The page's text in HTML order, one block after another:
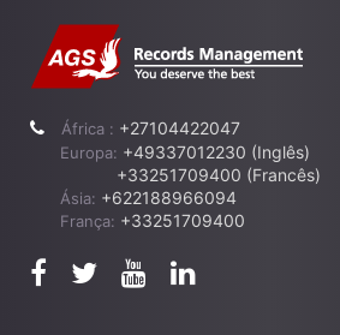
África : +27104422047
Europa: +49337012230 (Inglês)
+33251709400 (Francês)
Ásia: +622188966094
França: +33251709400